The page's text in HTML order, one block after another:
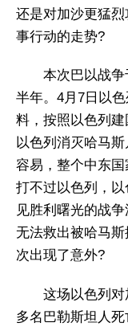
还是对加沙更猛
事行动的走势?
本次巴以战
半年。4月7日以
料，按照以色列建
以色列消灭哈马
容易，整个中东
打不过以色列，
见胜利曙光的战
无法救出被哈马
次出现了意外?
这场以色列
多名巴勒斯坦人